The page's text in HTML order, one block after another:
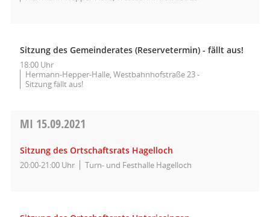
Sitzung des Gemeinderates (Reservetermin) - fällt aus!
18:00 Uhr
Hermann-Hepper-Halle, Westbahnhofstraße 23 -
Sitzung fällt aus!
MI 15.09.2021
Sitzung des Ortschaftsrats Hagelloch
20:00-21:00 Uhr Turn- und Festhalle Hagelloch